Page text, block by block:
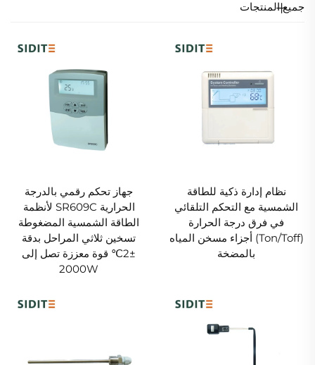
جميع المنتجات
نظام إدارة ذكية للطاقة
الشمسية مع التحكم التلقائي
في فرق درجة الحرارة
(Ton/Toff) أجزاء مسخن المياه
بالمضخة
جهاز تحكم رقمي بالدرجة
الحرارية SR609C لأنظمة
الطاقة الشمسية المضغوطة
تسخين ثلاثي المراحل بدقة
±2℃ قوة معززة تصل إلى
2000W